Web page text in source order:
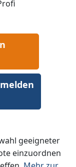
geeigneter
einzuordnen